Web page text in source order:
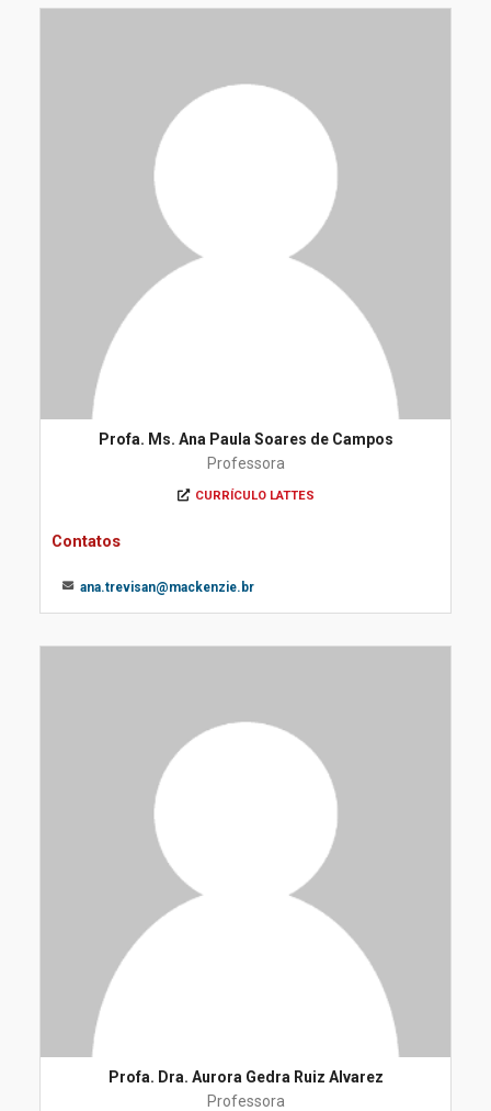
Profa. Ms. Ana Paula Soares de Campos
Professora
CURRÍCULO LATTES
Contatos
ana.trevisan@mackenzie.br
Profa. Dra. Aurora Gedra Ruiz Alvarez
Professora